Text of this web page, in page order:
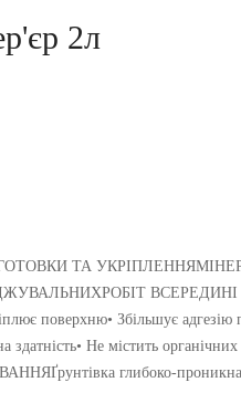
2л
ТА
ВСЕРЕДИНІ
Збільшує адгезію
Не містить органічних
глибоко-